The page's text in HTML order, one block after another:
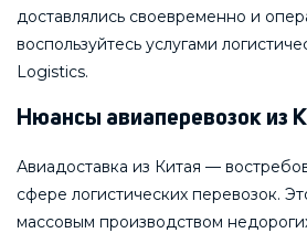
доставлялись своевременно и
воспользуйтесь услугами
Logistics.
Нюансы авиаперевозок из
Авиадоставка из Китая —
сфере логистических перевозок.
массовым производством